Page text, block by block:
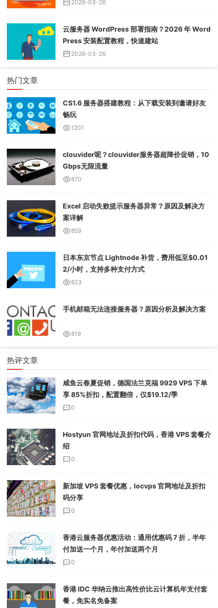
2026-03-26
云服务器 WordPress 部署指南？2026 年 Word
Press 安装配置教程，快速建站
2026-03-26
热门文章
CS1.6 服务器搭建教程：从下载安装到邀请好友
畅玩
1201
clouvider呢？clouvider服务器超降价促销，10
Gbps无限流量
870
Excel 启动失败提示服务器异常？原因及解决方
案详解
859
日本东京节点 Lightnode 补货，费用低至$0.01
2/小时，支持多种支付方式
823
手机邮箱无法连接服务器？原因分析及解决方案
819
热评文章
咸鱼云春夏促销，德国法兰克福 9929 VPS 下单
享 85%折扣，配置翻倍，仅$19.12/季
0
Hostyun 官网地址及折扣代码，香港 VPS 套餐介
绍
0
新加坡 VPS 套餐优惠，locvps 官网地址及折扣
码分享
0
香港云服务器优惠活动：通用优惠码 7 折，半年
付加送一个月，年付加送两个月
0
香港 IDC 华纳云推出高性价比云计算机年支付套
餐，免实名免备案